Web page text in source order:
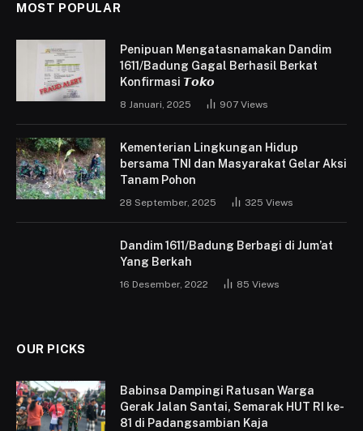
MOST POPULAR
Penipuan Mengatasnamakan Dandim
1611/Badung Gagal Berhasil Berkat
Konfirmasi 𝙏𝙤𝙠𝙤
8 Januari, 2025 907 Views
Kementerian Lingkungan Hidup
bersama TNI dan Masyarakat Gelar Aksi
Tanam Pohon
28 September, 2025 325 Views
Dandim 1611/Badung Berbagi di Jum’at
Yang Berkah
16 Desember, 2022 85 Views
OUR PICKS
Babinsa Dampingi Ratusan Warga
Gerak Jalan Santai, Semarak HUT RI ke-
81 di Padangsambian Kaja